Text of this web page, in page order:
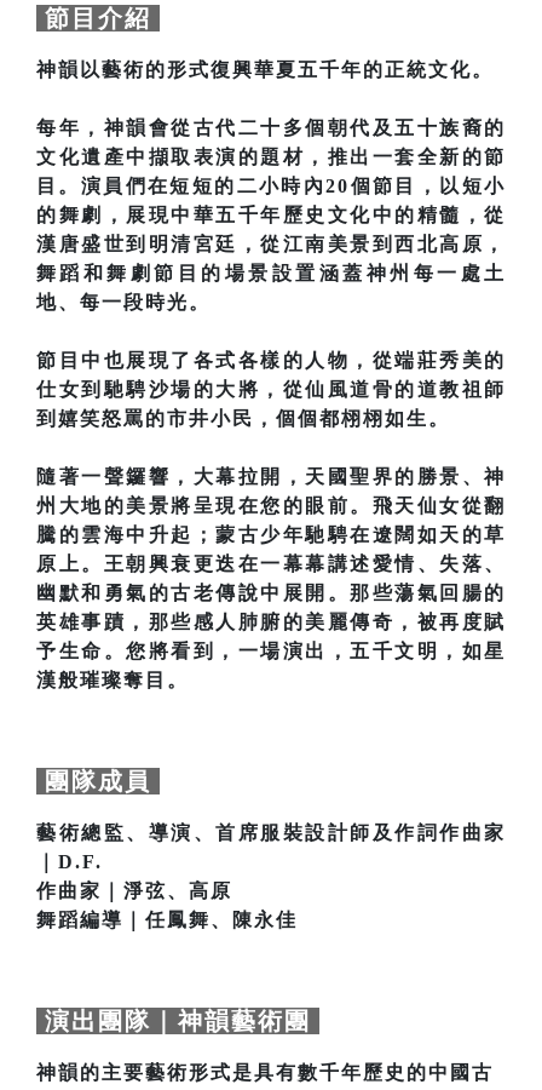
節目介紹
神韻以藝術的形式復興華夏五千年的正統文化。
每年，神韻會從古代二十多個朝代及五十族裔的
文化遺產中擷取表演的題材，推出一套全新的節
目。演員們在短短的二小時內20個節目，以短小
的舞劇，展現中華五千年歷史文化中的精髓，從
漢唐盛世到明清宮廷，從江南美景到西北高原，
舞蹈和舞劇節目的場景設置涵蓋神州每一處土
地、每一段時光。
節目中也展現了各式各樣的人物，從端莊秀美的
仕女到馳騁沙場的大將，從仙風道骨的道教祖師
到嬉笑怒罵的市井小民，個個都栩栩如生。
隨著一聲鑼響，大幕拉開，天國聖界的勝景、神
州大地的美景將呈現在您的眼前。飛天仙女從翻
騰的雲海中升起；蒙古少年馳騁在遼闊如天的草
原上。王朝興衰更迭在一幕幕講述愛情、失落、
幽默和勇氣的古老傳說中展開。那些蕩氣回腸的
英雄事蹟，那些感人肺腑的美麗傳奇，被再度賦
予生命。您將看到，一場演出，五千文明，如星
漢般璀璨奪目。
團隊成員
藝術總監、導演、首席服裝設計師及作詞作曲家
｜D.F.
作曲家｜淨弦、高原
舞蹈編導｜任鳳舞、陳永佳
演出團隊｜神韻藝術團
神韻的主要藝術形式是具有數千年歷史的中國古